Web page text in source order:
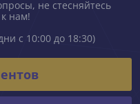
не стесняйтесь
нам!
с 10:00 до 18:30)